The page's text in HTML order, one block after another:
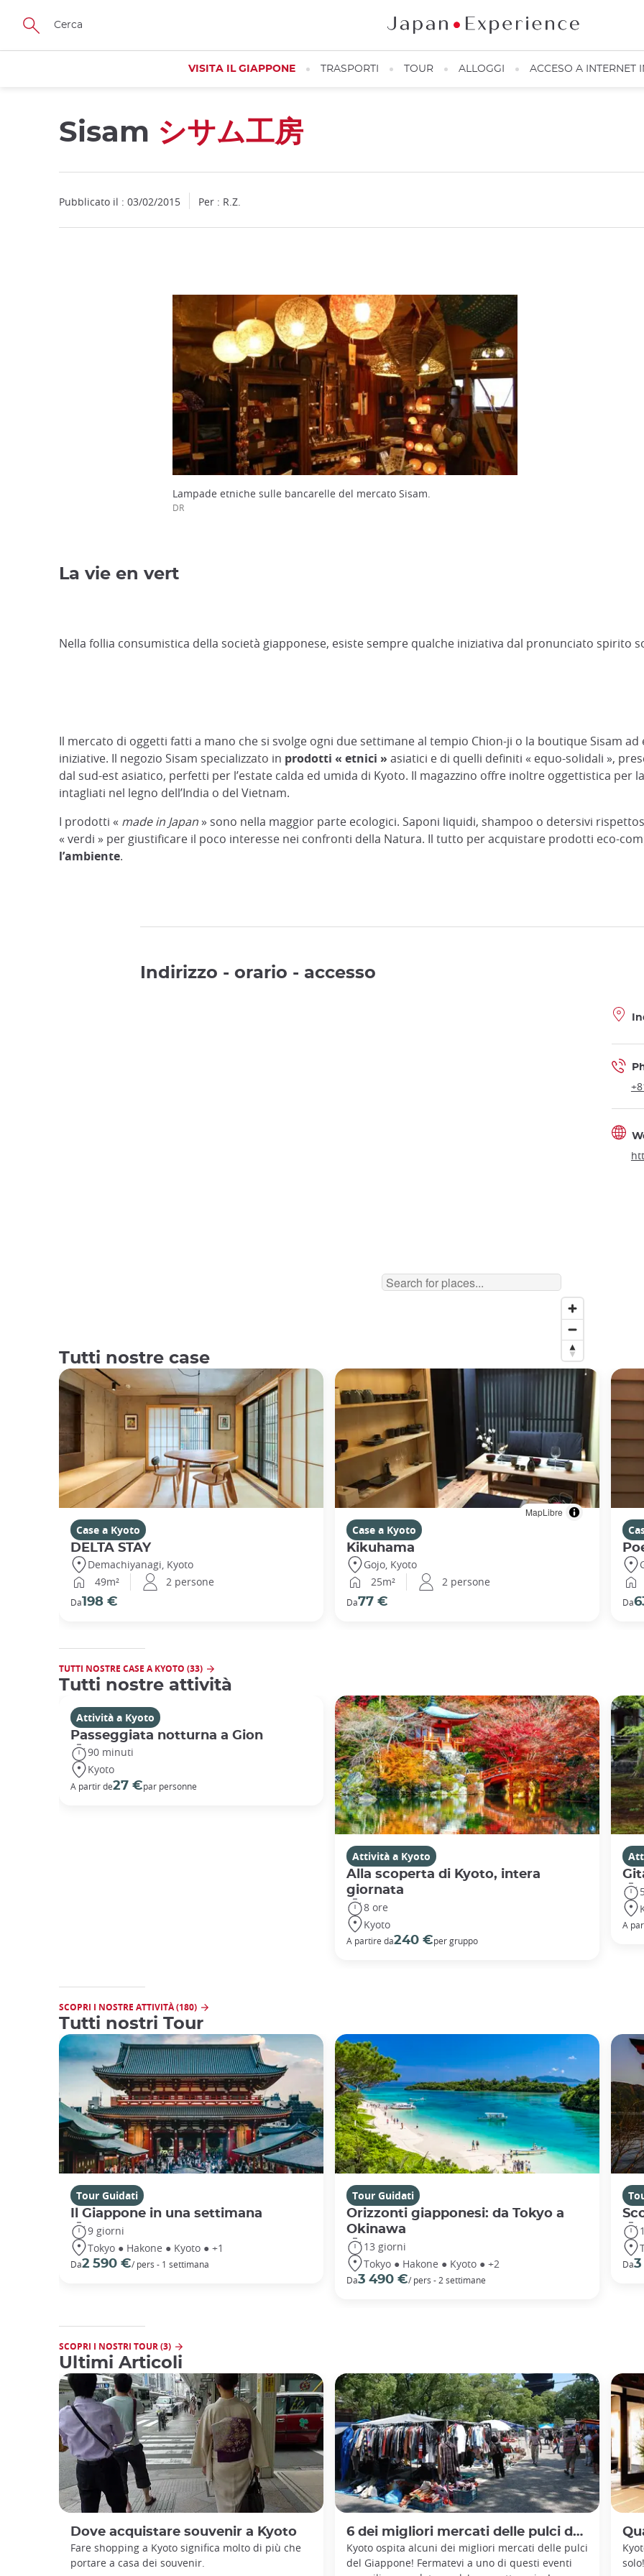
Skip
main
VISITA IL GIAPPONE TRASPORTI TOUR ALLOGGI ACCESO A INTERNET
Sisam シサム工房
Pubblicato il : 03/02/2015 Per : R.Z.
Lampade etniche sulle bancarelle del mercato Sisam.
DR
La vie en vert
Nella follia consumistica della società giapponese, esiste sempre qualche iniziativa dal pronunciato spirito
Il mercato di oggetti fatti a mano che si svolge ogni due settimane al tempio Chion-ji o la boutique Sisam
iniziative. Il negozio Sisam specializzato in prodotti « etnici » asiatici e di quelli definiti « equo-solidali »,
dal sud-est asiatico, perfetti per l’estate calda ed umida di Kyoto. Il magazzino offre inoltre oggettistica per
intagliati nel legno dell’India o del Vietnam.
I prodotti « made in Japan» sono nella maggior parte ecologici. Saponi liquidi, shampoo o detersivi
« verdi » per giustificare il poco interesse nei confronti della Natura. Il tutto per acquistare prodotti eco-
l’ambiente.
Indirizzo - orario - accesso
MapLibre
Tutti nostre case
Case a Kyoto
DELTA STAY
Demachiyanagi, Kyoto
49m²
2 persone
Da198 €
Case a Kyoto
Kikuhama
Gojo, Kyoto
25m²
2 persone
Da77 € Da
TUTTI NOSTRE CASE A KYOTO (33)
Tutti nostre attività
Attività a Kyoto
Passeggiata notturna a Gion
90 minuti
Kyoto
A partir de27 €par personne
Attività a Kyoto
Alla scoperta di Kyoto, intera
giornata
8 ore
Kyoto
A partire da240 €per gruppo
A
SCOPRI I NOSTRE ATTIVITÀ (180)
Tutti nostri Tour
Tour Guidati
Il Giappone in una settimana
9 giorni
Tokyo ● Hakone ● Kyoto ● +1
Da2 590 €/ pers - 1 settimana
Tour Guidati
Orizzonti giapponesi: da Tokyo a
Okinawa
13 giorni
Tokyo ● Hakone ● Kyoto ● +2
Da3 490 €/ pers - 2 settimane
Da
SCOPRI I NOSTRI TOUR (3)
Ultimi Articoli
Dove acquistare souvenir a Kyoto
Fare shopping a Kyoto significa molto di più che
portare a casa dei souvenir.
6 dei migliori mercati delle pulci da visitare a Kyoto
Kyoto ospita alcuni dei migliori mercati delle pulci
del Giappone! Fermatevi a uno di questi eventi